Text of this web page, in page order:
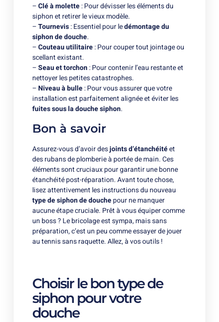
–Clé à molette: Pour dévisser les éléments du
siphon et retirer le vieux modèle.
–Tournevis: Essentiel pour ledémontage du
siphon de douche.
–Couteau utilitaire: Pour couper tout jointage ou
scellant existant.
–Seau et torchon: Pour contenir l’eau restante et
nettoyer les petites catastrophes.
–Niveau à bulle: Pour vous assurer que votre
installation est parfaitement alignée et éviter les
fuites sous la douche siphon.
Bon à savoir
Assurez-vous d’avoir desjoints d’étanchéitéet
des rubans de plomberie à portée de main. Ces
éléments sont cruciaux pour garantir une bonne
étanchéité post-réparation. Avant toute chose,
lisez attentivement les instructions du nouveau
type de siphon de douchepour ne manquer
aucune étape cruciale. Prêt à vous équiper comme
un boss ? Le bricolage est sympa, mais sans
préparation, c’est un peu comme essayer de jouer
au tennis sans raquette. Allez, à vos outils !
Choisir le bon type de
siphon pour votre
douche